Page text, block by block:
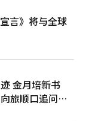
言》将与全球
金月培新书
旅顺口追问历